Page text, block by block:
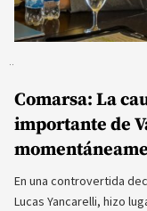
Comarsa: La
importante de
En una controvertida
Lucas Yancarelli, hizo